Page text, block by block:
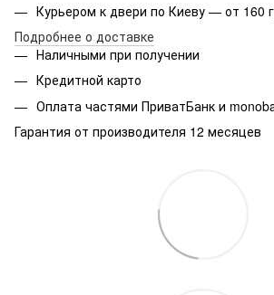
Курьером к двери по Киеву — от 160
Подробнее о доставке
Наличными при получении
Кредитной карто
Оплата частями ПриватБанк и
Гарантия от производителя 12 месяцев